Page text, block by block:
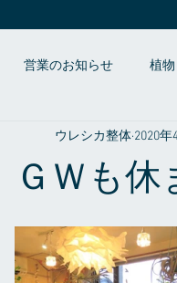
営業のお知らせ 植物
お店の事だったり 症例
ＧＷも休
ウレシカ整体 2020年